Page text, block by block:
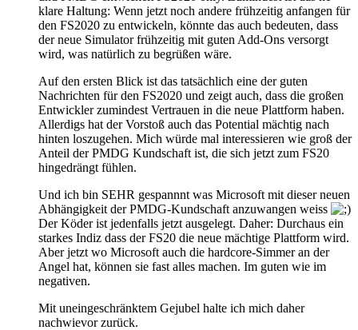
klare Haltung: Wenn jetzt noch andere frühzeitig anfangen für
den FS2020 zu entwickeln, könnte das auch bedeuten, dass
der neue Simulator frühzeitig mit guten Add-Ons versorgt
wird, was natürlich zu begrüßen wäre.
Auf den ersten Blick ist das tatsächlich eine der guten
Nachrichten für den FS2020 und zeigt auch, dass die großen
Entwickler zumindest Vertrauen in die neue Plattform haben.
Allerdigs hat der Vorstoß auch das Potential mächtig nach
hinten loszugehen. Mich würde mal interessieren wie groß der
Anteil der PMDG Kundschaft ist, die sich jetzt zum FS20
hingedrängt fühlen.
Und ich bin SEHR gespannnt was Microsoft mit dieser neuen
Abhängigkeit der PMDG-Kundschaft anzuwangen weiss
Der Köder ist jedenfalls jetzt ausgelegt. Daher: Durchaus ein
starkes Indiz dass der FS20 die neue mächtige Plattform wird.
Aber jetzt wo Microsoft auch die hardcore-Simmer an der
Angel hat, können sie fast alles machen. Im guten wie im
negativen.
Mit uneingeschränktem Gejubel halte ich mich daher
nachwievor zurück.